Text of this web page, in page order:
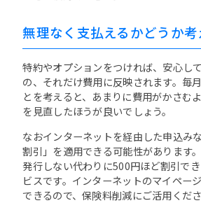
無理なく支払えるかどうか考
特約やオプションをつければ、安心し
の、それだけ費用に反映されます。毎
とを考えると、あまりに費用がかさむ
を見直したほうが良いでしょう。
なおインターネットを経由した申込み
割引」を適用できる可能性があります
発行しない代わりに500円ほど割引で
ビスです。インターネットのマイペー
できるので、保険料削減にご活用くださ